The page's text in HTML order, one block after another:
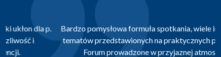
Bardzo pomysłowa formuła spotkania, wiele inspirujących
tematów przedstawionych na praktycznych przykładach.
Forum prowadzone w przyjaznej atmosferze.